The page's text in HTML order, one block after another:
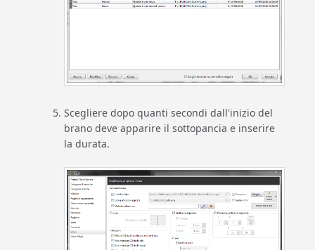
Scegliere dopo quanti secondi dall'inizio del
brano deve apparire il sottopancia e inserire
la durata.